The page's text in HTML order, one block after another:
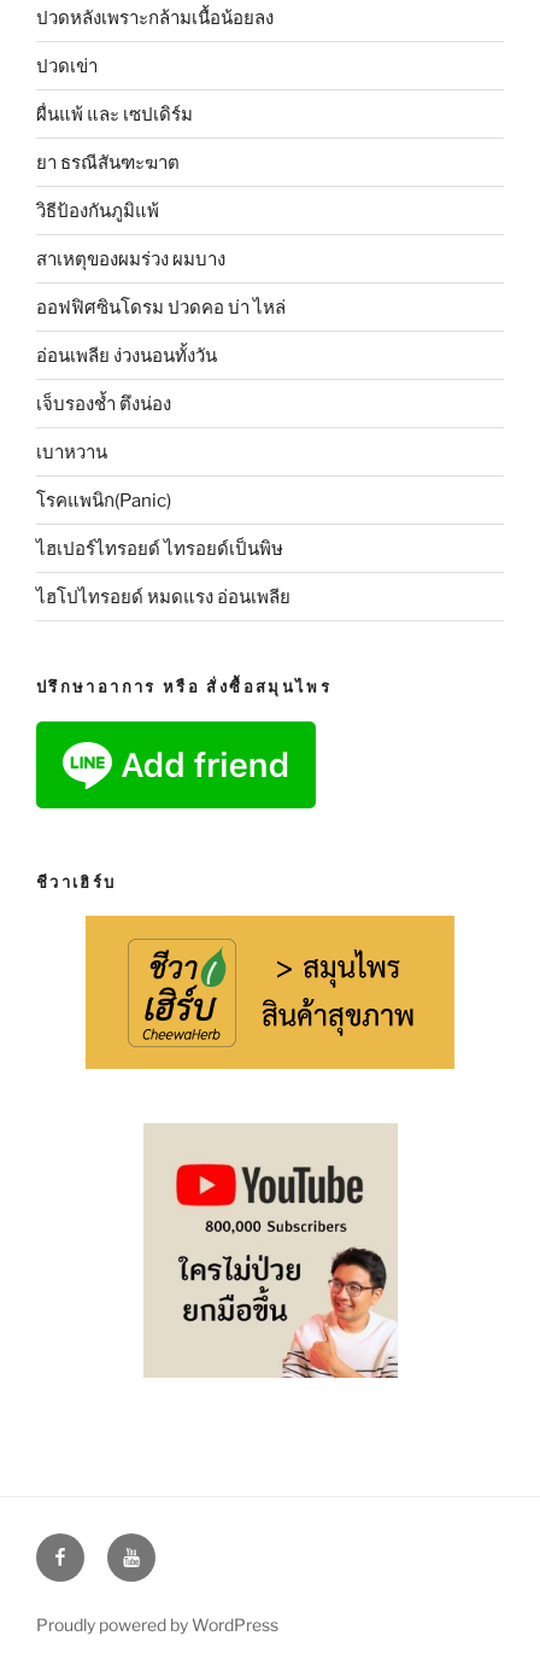
ปวดหลังเพราะกล้ามเนื้อน้อยลง
ปวดเข่า
ผื่นแพ้ และ เซปเดิร์ม
ยา ธรณีสันฑะฆาต
วิธีป้องกันภูมิแพ้
สาเหตุของผมร่วง ผมบาง
ออฟฟิศซินโดรม ปวดคอ บ่า ไหล่
อ่อนเพลีย ง่วงนอนทั้งวัน
เจ็บรองช้ำ ตึงน่อง
เบาหวาน
โรคแพนิก(Panic)
ไฮเปอร์ไทรอยด์ ไทรอยด์เป็นพิษ
ไฮโปไทรอยด์ หมดแรง อ่อนเพลีย
ปรึกษาอาการ หรือ สั่งซื้อสมุนไพร
ชีวาเฮิร์บ
FacebookYoutube
Proudly powered by WordPress